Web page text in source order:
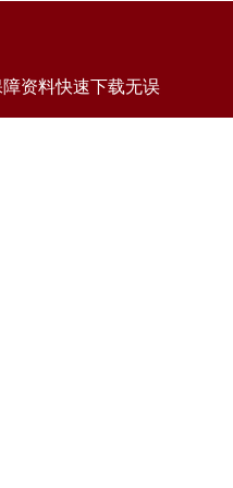
资料快速下载无误